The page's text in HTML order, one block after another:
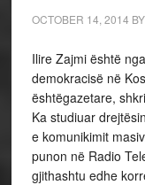
OCTOBER 14, 2014 BY
Ilire Zajmi është
demokracisë në
ështëgazetare,
Ka studiuar
e komunikimit
punon në Radio
gjithashtu edhe